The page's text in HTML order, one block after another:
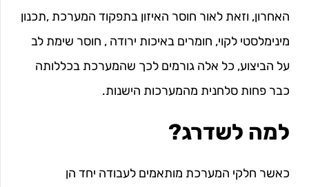
האחרון, וזאת לאור חוסר האיזון בתפקוד המערכת ,תכנון
מינימלסטי לקוי, חומרים באיכות ירודה , חוסר שימת לב
על הביצוע, כל אלה גורמים לכך שהמערכת בכללותה
כבר פחות סלחנית מהמערכות הישנות.
למה לשדרג?
כאשר חלקי המערכת מותאמים לעבודה יחד הן